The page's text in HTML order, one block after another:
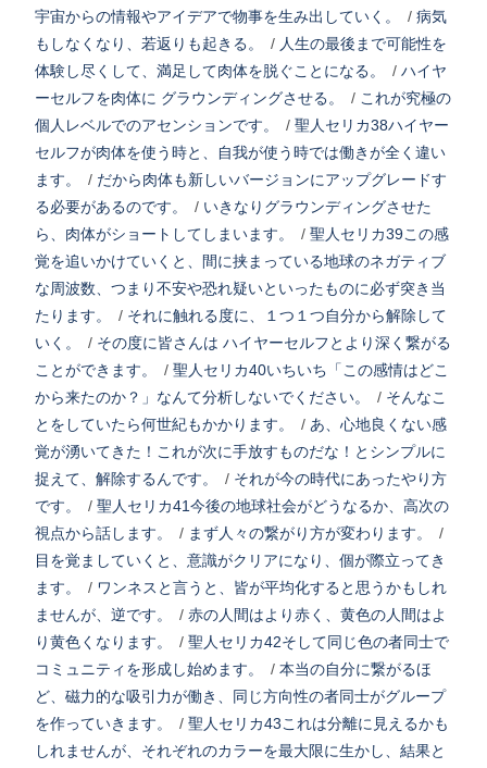
宇宙からの情報やアイデアで物事を生み出していく。
/ 病気
もしなくなり、若返りも起きる。
/ 人生の最後まで可能性を
体験し尽くして、満足して肉体を脱ぐことになる。
/ ハイヤ
ーセルフを肉体に グラウンディングさせる。
/ これが究極の
個人レベルでのアセンションです。
/ 聖人セリカ38ハイヤー
セルフが肉体を使う時と、自我が使う時では働きが全く違い
ます。
/ だから肉体も新しいバージョンにアップグレードす
る必要があるのです。
/ いきなりグラウンディングさせた
ら、肉体がショートしてしまいます。
/ 聖人セリカ39この感
覚を追いかけていくと、間に挟まっている地球のネガティブ
な周波数、つまり不安や恐れ疑いといったものに必ず突き当
たります。
/ それに触れる度に、１つ１つ自分から解除して
いく。
/ その度に皆さんは ハイヤーセルフとより深く繋がる
ことができます。
/ 聖人セリカ40いちいち「この感情はどこ
から来たのか？」なんて分析しないでください。
/ そんなこ
とをしていたら何世紀もかかります。
/ あ、心地良くない感
覚が湧いてきた！これが次に手放すものだな！とシンプルに
捉えて、解除するんです。
/ それが今の時代にあったやり方
です。
/ 聖人セリカ41今後の地球社会がどうなるか、高次の
視点から話します。
/ まず人々の繋がり方が変わります。
/
目を覚ましていくと、意識がクリアになり、個が際立ってき
ます。
/ ワンネスと言うと、皆が平均化すると思うかもしれ
ませんが、逆です。
/ 赤の人間はより赤く、黄色の人間はよ
り黄色くなります。
/ 聖人セリカ42そして同じ色の者同士で
コミュニティを形成し始めます。
/ 本当の自分に繋がるほ
ど、磁力的な吸引力が働き、同じ方向性の者同士がグループ
を作っていきます。
/ 聖人セリカ43これは分離に見えるかも
しれませんが、それぞれのカラーを最大限に生かし、結果と